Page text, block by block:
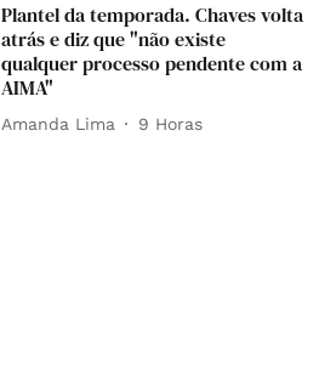
Plantel da temporada. Chaves volta
atrás e diz que "não existe
qualquer processo pendente com a
AIMA"
Amanda Lima 9 Horas